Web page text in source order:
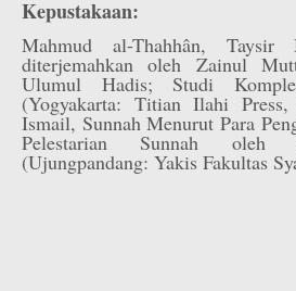
Kepustakaan:
Mahmud al-Thahhân, Taysir
diterjemahkan oleh Zainul
Ulumul Hadis; Studi
(Yogyakarta: Titian Ilahi
Ismail, Sunnah Menurut Para
Pelestarian Sunnah oleh
(Ujungpandang: Yakis Fakultas